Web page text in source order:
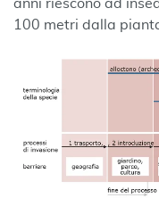
anni riescono ad
100 metri dalla